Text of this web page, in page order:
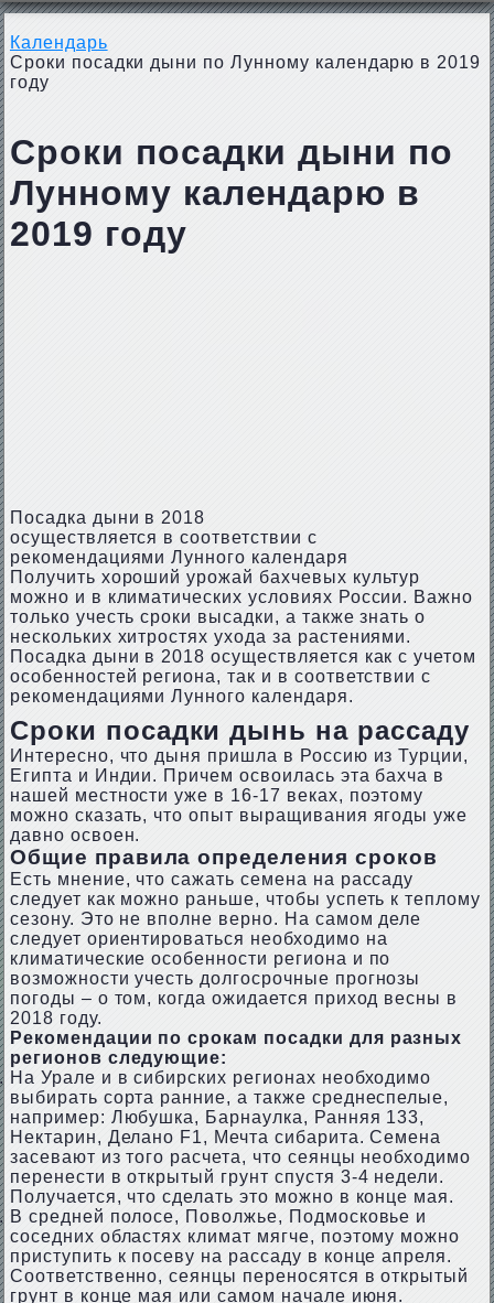
Календарь
Сроки посадки дыни по Лунному календарю в 2019
году
Сроки посадки дыни по
Лунному календарю в
2019 году
Посадка дыни в 2018
осуществляется в соответствии с
рекомендациями Лунного календаря
Получить хороший урожай бахчевых культур
можно и в климатических условиях России. Важно
только учесть сроки высадки, а также знать о
нескольких хитростях ухода за растениями.
Посадка дыни в 2018 осуществляется как с учетом
особенностей региона, так и в соответствии с
рекомендациями Лунного календаря.
Сроки посадки дынь на рассаду
Интересно, что дыня пришла в Россию из Турции,
Египта и Индии. Причем освоилась эта бахча в
нашей местности уже в 16-17 веках, поэтому
можно сказать, что опыт выращивания ягоды уже
давно освоен.
Общие правила определения сроков
Есть мнение, что сажать семена на рассаду
следует как можно раньше, чтобы успеть к теплому
сезону. Это не вполне верно. На самом деле
следует ориентироваться необходимо на
климатические особенности региона и по
возможности учесть долгосрочные прогнозы
погоды – о том, когда ожидается приход весны в
2018 году.
Рекомендации по срокам посадки для разных
регионов следующие:
На Урале и в сибирских регионах необходимо
выбирать сорта ранние, а также среднеспелые,
например: Любушка, Барнаулка, Ранняя 133,
Нектарин, Делано F1, Мечта сибарита. Семена
засевают из того расчета, что сеянцы необходимо
перенести в открытый грунт спустя 3-4 недели.
Получается, что сделать это можно в конце мая.
В средней полосе, Поволжье, Подмосковье и
соседних областях климат мягче, поэтому можно
приступить к посеву на рассаду в конце апреля.
Соответственно, сеянцы переносятся в открытый
грунт в конце мая или самом начале июня.